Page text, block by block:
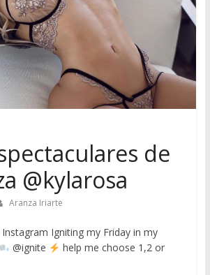
de
@kylarosa
Aranza Iriarte
Igniting my Friday in my
@ignite help me choose 1,2 or